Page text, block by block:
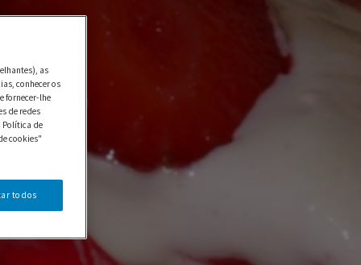
as
conhecer os
fornecer-lhe
de redes
Política de
cookies"
todos